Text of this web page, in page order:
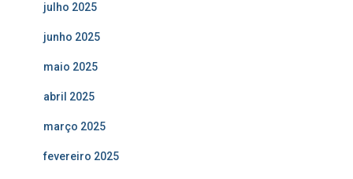
julho 2025
junho 2025
maio 2025
abril 2025
março 2025
fevereiro 2025